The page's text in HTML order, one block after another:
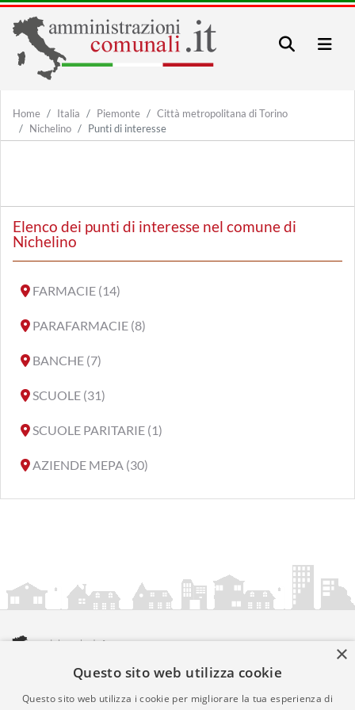
Home Italia Piemonte
Città metropolitana di Torino
Nichelino
Punti di interesse
Elenco dei punti di interesse nel comune di
Nichelino
FARMACIE (14)
PARAFARMACIE (8)
BANCHE (7)
SCUOLE (31)
SCUOLE PARITARIE (1)
AZIENDE MEPA (30)
amministrazionicomunali.it è una iniziativa diartemedia.it
© Copyright MMXXIV - P.IVA 05400000724
×
Questo sito web utilizza cookie
Questo sito web utilizza i cookie per migliorare la tua esperienza di